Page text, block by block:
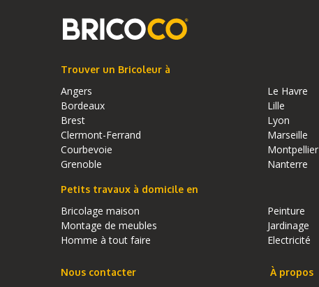
Trouver un Bricoleur à
Angers
Bordeaux
Brest
Clermont-Ferrand
Courbevoie
Grenoble
Le Havre
Lille
Lyon
Marseille
Montpellier
Nanterre
Petits travaux à domicile en
Bricolage maison
Montage de meubles
Homme à tout faire
Peinture
Jardinage
Electricité
Nous contacter À propos